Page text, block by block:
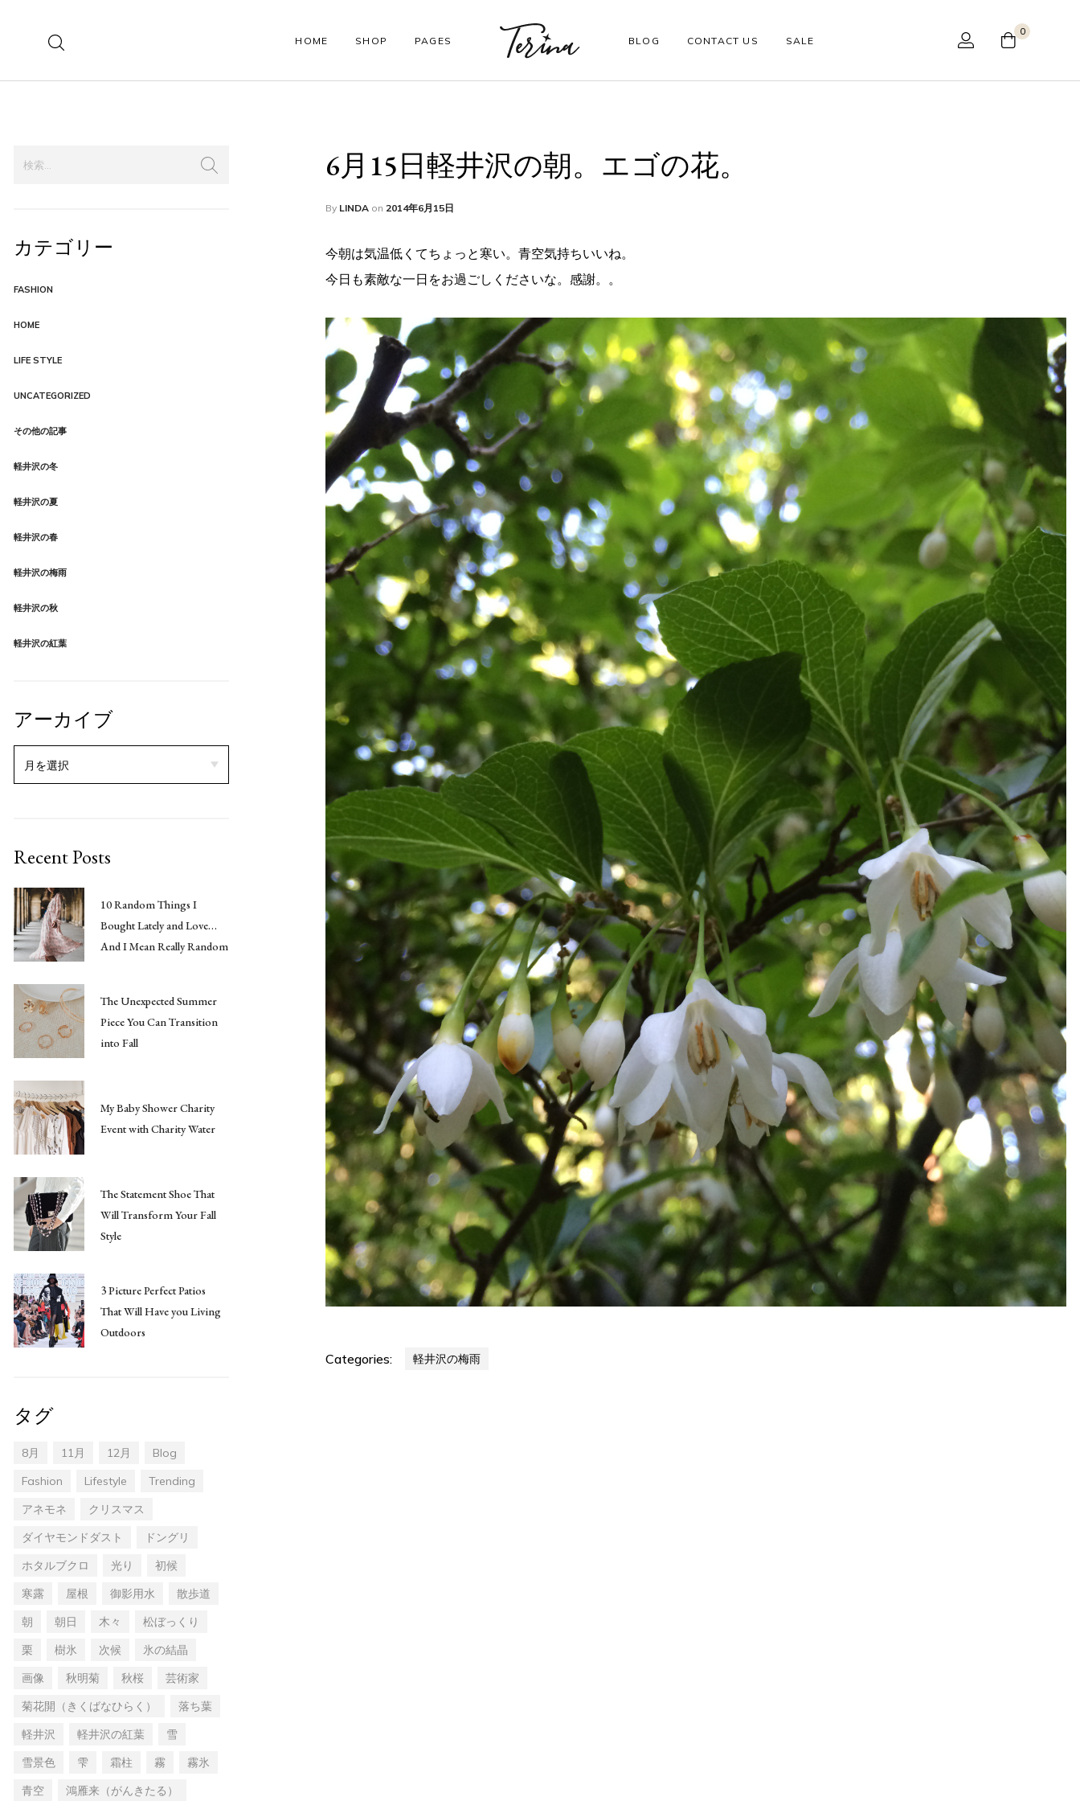
HOME SHOP
Shop Left Sidebar
Shop Fullwidth
Shop Lookbook
Product Style 01 Order Tracking
My account
Shopping Cart
Wishlist
PAGES BLOG CONTACT US SALE
0
カテゴリー
FASHION
HOME
LIFE STYLE
UNCATEGORIZED
その他の記事
軽井沢の冬
軽井沢の夏
軽井沢の春
軽井沢の梅雨
軽井沢の秋
軽井沢の紅葉
アーカイブ
Recent Posts
10 Random Things I
Bought Lately and Love…
And I Mean Really Random
The Unexpected Summer
Piece You Can Transition
into Fall
My Baby Shower Charity
Event with Charity Water
The Statement Shoe That
Will Transform Your Fall
Style
3 Picture Perfect Patios
That Will Have you Living
Outdoors
タグ
8月 11月 12月
Blog
Fashion
Lifestyle
Trending
アネモネ
クリスマス
ダイヤモンドダスト
ドングリ
ホタルブクロ
光り
初候
寒露
屋根 御影用水
散歩道
朝
朝日 木々
松ぼっくり
栗
樹氷 次候
氷の結晶
画像
秋明菊 秋桜
芸術家
菊花開（きくばなひらく）
落ち葉
軽井沢
軽井沢の紅葉
雪
雪景色
雫 霜柱 霧
霧氷
青空
鴻雁来（がんきたる）
6月15日軽井沢の朝。エゴの花。
By LINDA on 2014年6月15日
今朝は気温低くてちょっと寒い。青空気持ちいいね。
今日も素敵な一日をお過ごしくださいな。感謝。。
Categories: 軽井沢の梅雨